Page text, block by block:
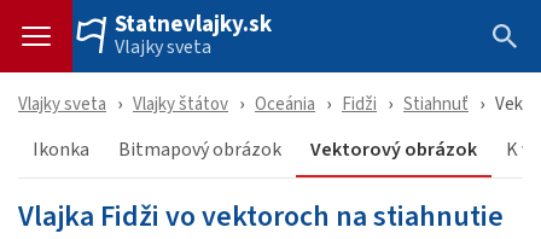
Statnevlajky.sk
Vlajky sveta
Vlajky sveta Vlajky štátov Oceánia Fidži Stiahnuť
Ikonka Bitmapový obrázok Vektorový obrázok K
Vlajka Fidži vo vektoroch na stiahnutie